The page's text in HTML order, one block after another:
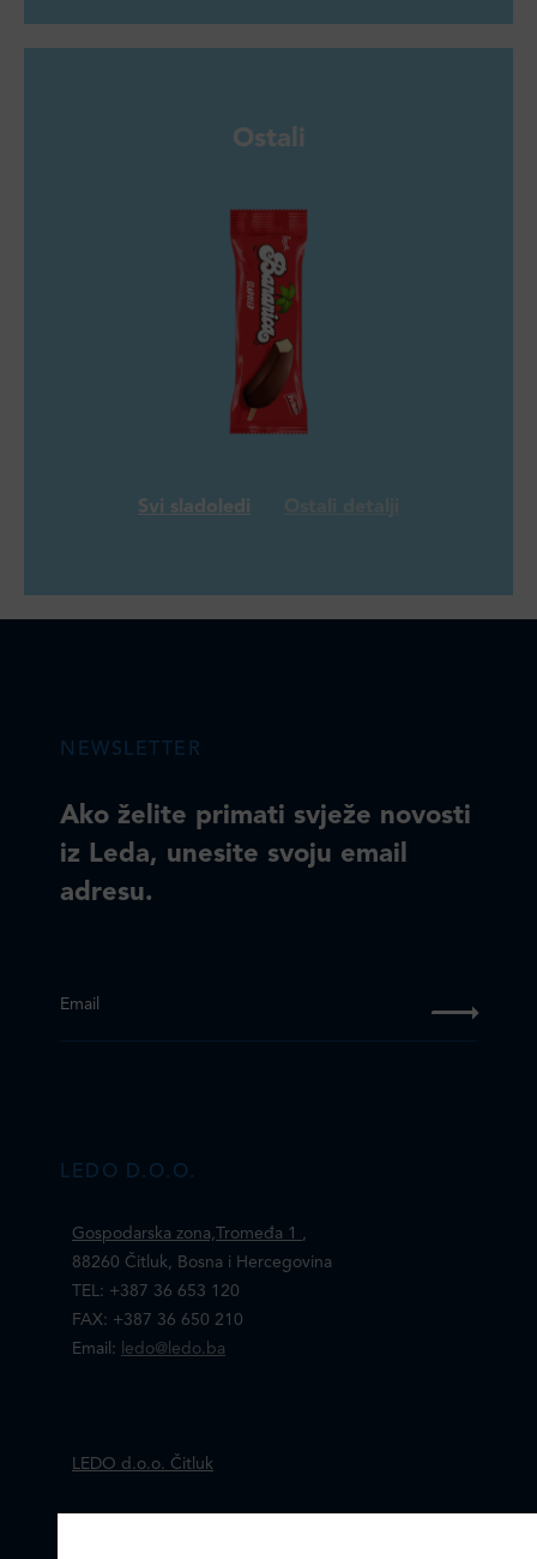
Ostali
Svi sladoledi
NEWSLETTER
Ako želite primati svježe novosti
iz Leda, unesite svoju email
adresu.
Email
LEDO D.O.O.
Gospodarska zona,Tromeđa 1 ,
88260 Čitluk, Bosna i Hercegovina
TEL: +387 36 653 120
FAX: +387 36 650 210
Email:
ledo@ledo.ba
LEDO d.o.o. Čitluk